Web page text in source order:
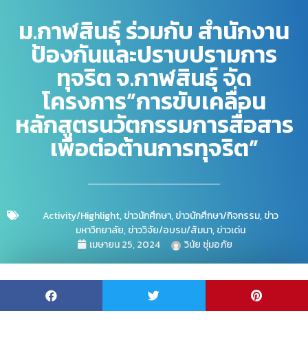
ม.กาฬสินธุ์ ร่วมกับ สำนักงาน
ป้องกันและปราบปรามการ
ทุจริต จ.กาฬสินธุ์ จัด
โครงการ”การขับเคลื่อน
หลักสูตรนวัตกรรมการสื่อสาร
เพื่อต่อต้านการทุจริต”
Activity/Highlight,ข่าวนักศึกษา,ข่าวนักศึกษา/กิจกรรม,ข่าว
มหาวิทยาลัย,ข่าววิจัย/อบรม/สัมนา,ข่าวเด่น
เมษายน 25, 2024
วินัย ชุ่มอภัย